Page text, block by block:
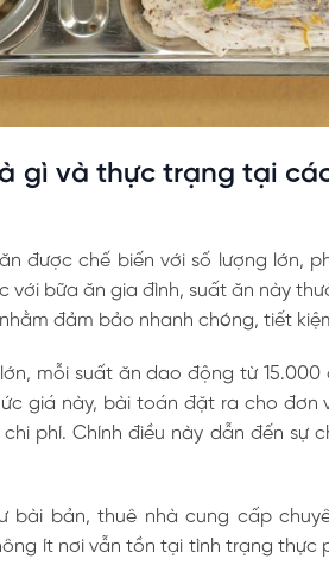
gì và thực trạng tại
được chế biến với số lượng lớn,
với bữa ăn gia đình, suất ăn này
đảm bảo nhanh chóng, tiết
mỗi suất ăn dao động từ
giá này, bài toán đặt ra cho đơn
phí. Chính điều này dẫn đến sự
bài bản, thuê nhà cung cấp
ít nơi vẫn tồn tại tình trạng thực